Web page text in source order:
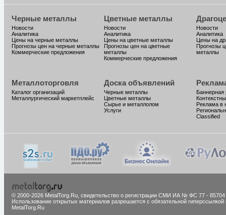
Черные металлы
Новости
Аналитика
Цены на черные металлы
Прогнозы цен на черные металлы
Коммерческие предложения
Цветные металлы
Новости
Аналитика
Цены на цветные металлы
Прогнозы цен на цветные
металлы
Коммерческие предложения
Новости
Аналитика
Цены на
Прогнозы
металлы
Металлоторговля
Каталог организаций
Металлургический маркетплейс
Доска объявлений
Черные металлы
Цветные металлы
Сырье и металлолом
Услуги
Баннерная
Реклама в
Classified
© 2000-2026 MetalTorg.Ru, cвидетельство о регистрации СМИ ИА № ФС 77 - 85704
Использование открытых материалов разрешается с обязательной гиперссылкой
MetalTorg.Ru